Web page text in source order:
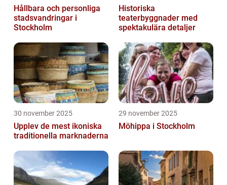
Hållbara och personliga
stadsvandringar i
Stockholm
Historiska
teaterbyggnader med
spektakulära detaljer
30 november 2025
Upplev de mest ikoniska
traditionella marknaderna
29 november 2025
Möhippa i Stockholm